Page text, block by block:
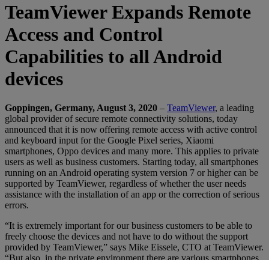
TeamViewer Expands Remote
Access and Control
Capabilities to all Android
devices
Goppingen, Germany, August 3, 2020 – TeamViewer, a leading
global provider of secure remote connectivity solutions, today
announced that it is now offering remote access with active control
and keyboard input for the Google Pixel series, Xiaomi
smartphones, Oppo devices and many more. This applies to private
users as well as business customers. Starting today, all smartphones
running on an Android operating system version 7 or higher can be
supported by TeamViewer, regardless of whether the user needs
assistance with the installation of an app or the correction of serious
errors.
“It is extremely important for our business customers to be able to
freely choose the devices and not have to do without the support
provided by TeamViewer,” says Mike Eissele, CTO at TeamViewer.
“But also, in the private environment there are various smartphones